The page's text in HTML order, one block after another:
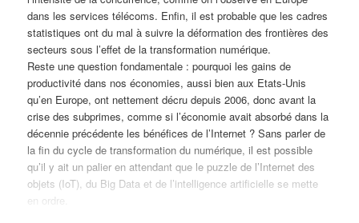
dans les services télécoms. Enfin, il est probable que les cadres
statistiques ont du mal à suivre la déformation des frontières des
secteurs sous l’effet de la transformation numérique.
Reste une question fondamentale : pourquoi les gains de
productivité dans nos économies, aussi bien aux Etats-Unis
qu’en Europe, ont nettement décru depuis 2006, donc avant la
crise des subprimes, comme si l’économie avait absorbé dans la
décennie précédente les bénéfices de l’Internet ? Sans parler de
la fin du cycle de transformation du numérique, il est possible
qu’il y ait un palier en attendant que le puzzle de l’Internet des
objets (IoT), du Big Data et de l’intelligence artificielle se mette
en ordre.